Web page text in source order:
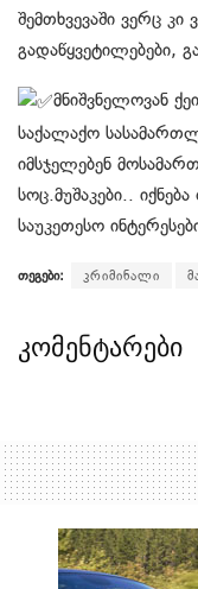
შემთხვევაში ვერც კი
გადაწყვეტილებები,
მნიშვნელოვან
საქალაქო
იმსჯელებენ
სოც.მუშაკები..
საუკეთესო
თეგები: კრიმინალი
კომენტარები